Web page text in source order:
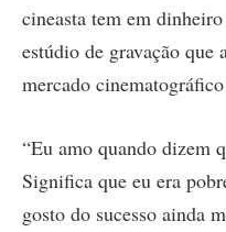
cineasta tem em
estúdio de gravação que
mercado
“Eu amo quando dizem
Significa que eu era
gosto do sucesso ainda